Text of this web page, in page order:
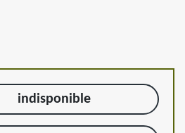
indisponible